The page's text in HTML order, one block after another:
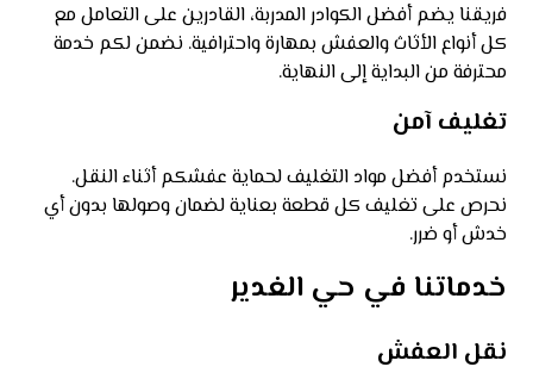
فريقنا يضم أفضل الكوادر المدربة، القادرين على التعامل مع
كل أنواع الأثاث والعفش بمهارة واحترافية. نضمن لكم خدمة
محترفة من البداية إلى النهاية.
تغليف آمن
نستخدم أفضل مواد التغليف لحماية عفشكم أثناء النقل.
نحرص على تغليف كل قطعة بعناية لضمان وصولها بدون أي
خدش أو ضرر.
خدماتنا في حي الغدير
نقل العفش